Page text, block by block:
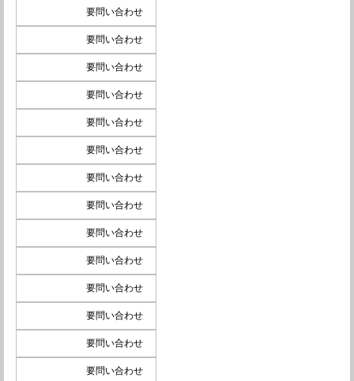
要問い合わせ
要問い合わせ
要問い合わせ
要問い合わせ
要問い合わせ
要問い合わせ
要問い合わせ
要問い合わせ
要問い合わせ
要問い合わせ
要問い合わせ
要問い合わせ
要問い合わせ
要問い合わせ